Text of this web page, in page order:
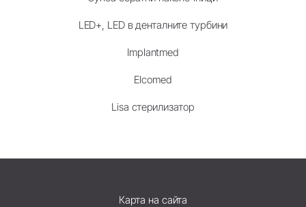
LED+, LED в денталните турбини
Implantmed
Elcomed
Lisa стерилизатор
Карта на сайта